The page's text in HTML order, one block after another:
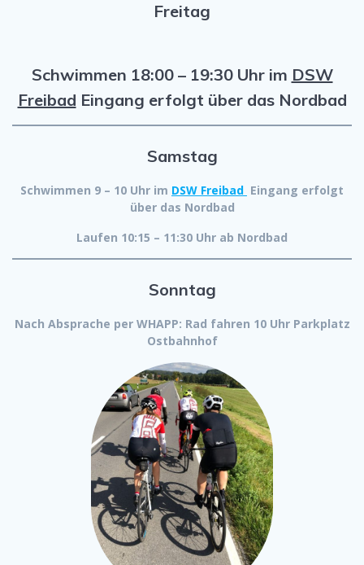
Freitag
Schwimmen 18:00 – 19:30 Uhr im DSW
Freibad Eingang erfolgt über das Nordbad
Samstag
Schwimmen 9 – 10 Uhr im DSW Freibad Eingang erfolgt
über das Nordbad
Laufen 10:15 – 11:30 Uhr ab Nordbad
Sonntag
Nach Absprache per WHAPP: Rad fahren 10 Uhr Parkplatz
Ostbahnhof